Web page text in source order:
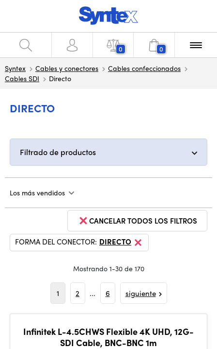
0 0
Syntex Cables y conectores
Cables confeccionados
Cables SDI
Directo
DIRECTO
Filtrado de productos
Los más vendidos
CANCELAR TODOS LOS FILTROS
FORMA DEL CONECTOR: DIRECTO
Mostrando 1-30 de 170
1 2 ... 6 siguiente
Infinitek L-4.5CHWS Flexible 4K UHD, 12G-
SDI Cable, BNC-BNC 1m